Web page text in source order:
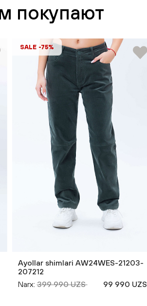
покупают
SALE -75%
Ayollar shimlari AW24WES-21203-
207212
Narx: 399 990 UZS 99 990 UZS